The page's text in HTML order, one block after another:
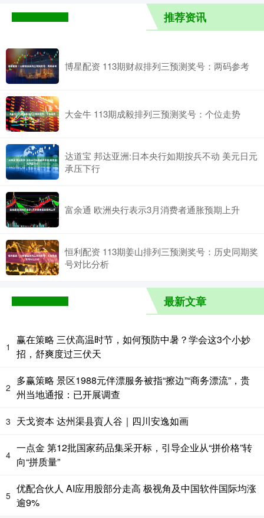
推荐资讯
博星配资 113期财叔排列三预测奖号：两码参考
大金牛 113期成毅排列三预测奖号：个位走势
达道宝 邦达亚洲:日本央行如期按兵不动 美元日元
承压下行
富余通 欧洲央行表示3月消费者通胀预期上升
恒利配资 113期姜山排列三预测奖号：历史同期奖
号对比分析
最新文章
1
赢在策略 三伏高温时节，如何预防中暑？学会这3个小妙
招，舒爽度过三伏天
2
多赢策略 景区1988元伴漂服务被指“擦边”“商务漂流”，贵
州当地通报：已开展调查
3 天戈资本 达州渠县賨人谷｜四川安逸如画
4
一点金 第12批国家药品集采开标，引导企业从“拼价格”转
向“拼质量”
5
优配合伙人 AI应用股部分走高 极视角及中国软件国际均涨
逾9%